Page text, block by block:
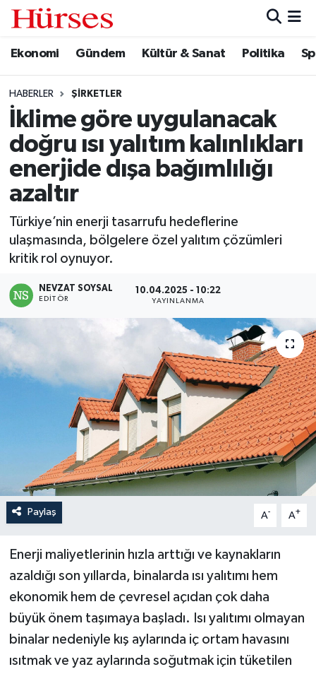
Ekonomi Gündem Kültür & Sanat Politika
HABERLER ŞIRKETLER
İklime göre uygulanacak
doğru ısı yalıtım kalınlıkları
enerjide dışa bağımlılığı
azaltır
Türkiye’nin enerji tasarrufu hedeflerine
ulaşmasında, bölgelere özel yalıtım çözümleri
kritik rol oynuyor.
NEVZAT SOYSAL
EDITÖR
10.04.2025 - 10:22
YAYINLANMA
Paylaş A- A+
Enerji maliyetlerinin hızla arttığı ve kaynakların
azaldığı son yıllarda, binalarda ısı yalıtımı hem
ekonomik hem de çevresel açıdan çok daha
büyük önem taşımaya başladı. Isı yalıtımı olmayan
binalar nedeniyle kış aylarında iç ortam havasını
ısıtmak ve yaz aylarında soğutmak için tüketilen
Ekonomi
Gündem
Kültür & Sanat
Politika
Spor
Turizm
Hava Durumu
Trafik Durumu
Süper Lig Puan Durumu ve Fikstür
Tüm Manşetler
Son Dakika Haberleri
Haber Arşivi